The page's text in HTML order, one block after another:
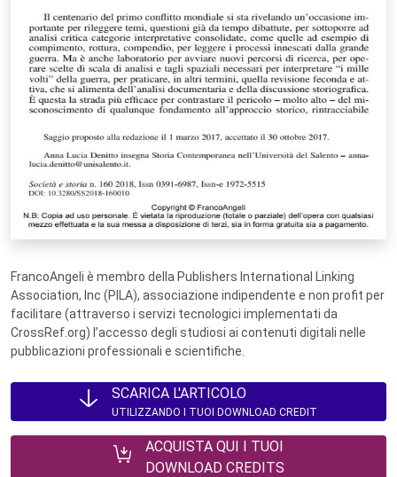
FrancoAngeli è membro della Publishers International Linking
Association, Inc (PILA), associazione indipendente e non profit per
facilitare (attraverso i servizi tecnologici implementati da
CrossRef.org) l’accesso degli studiosi ai contenuti digitali nelle
pubblicazioni professionali e scientifiche.
SCARICA L'ARTICOLO
UTILIZZANDO I TUOI DOWNLOAD CREDIT
ACQUISTA QUI I TUOI
DOWNLOAD CREDITS